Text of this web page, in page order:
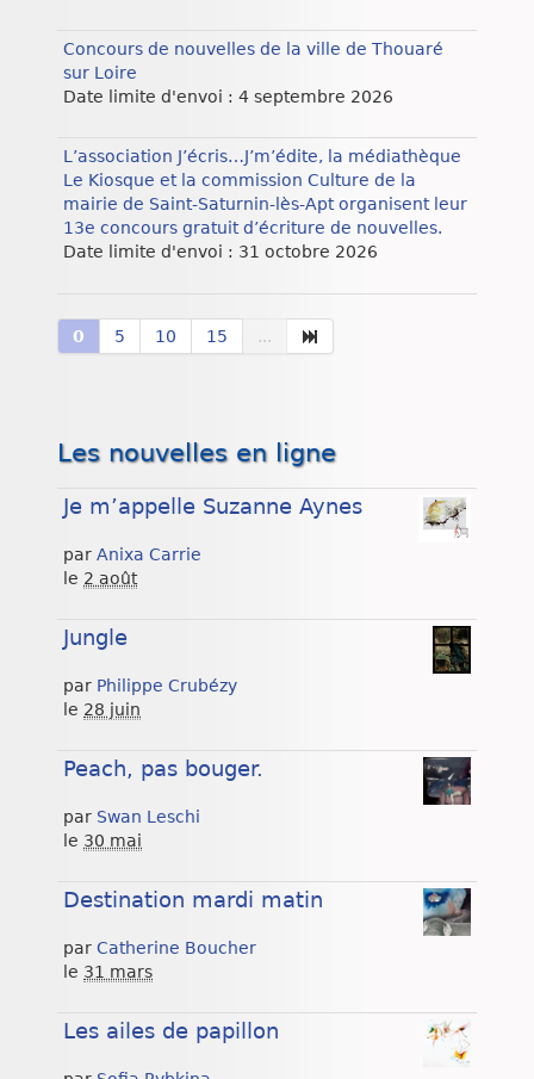
Concours de nouvelles de la ville de Thouaré
sur Loire
Date limite d'envoi : 4 septembre 2026
L’association J’écris…J’m’édite, la médiathèque
Le Kiosque et la commission Culture de la
mairie de Saint-Saturnin-lès-Apt organisent leur
13e concours gratuit d’écriture de nouvelles.
Date limite d'envoi : 31 octobre 2026
0 5 10 15 ...
Les nouvelles en ligne
Je m’appelle Suzanne Aynes
par Anixa Carrie
le 2 août
Jungle
par Philippe Crubézy
le 28 juin
Peach, pas bouger.
par Swan Leschi
le 30 mai
Destination mardi matin
par Catherine Boucher
le 31 mars
Les ailes de papillon